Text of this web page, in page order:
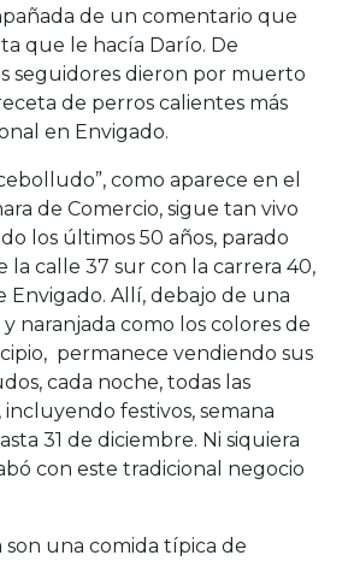
de un comentario que
que le hacía Darío. De
seguidores dieron por muerto
de perros calientes más
en Envigado.
como aparece en el
de Comercio, sigue tan vivo
los últimos 50 años, parado
la calle 37 sur con la carrera 40,
Envigado. Allí, debajo de una
naranjada como los colores de
permanece vendiendo sus
cada noche, todas las
incluyendo festivos, semana
31 de diciembre. Ni siquiera
con este tradicional negocio
son una comida típica de